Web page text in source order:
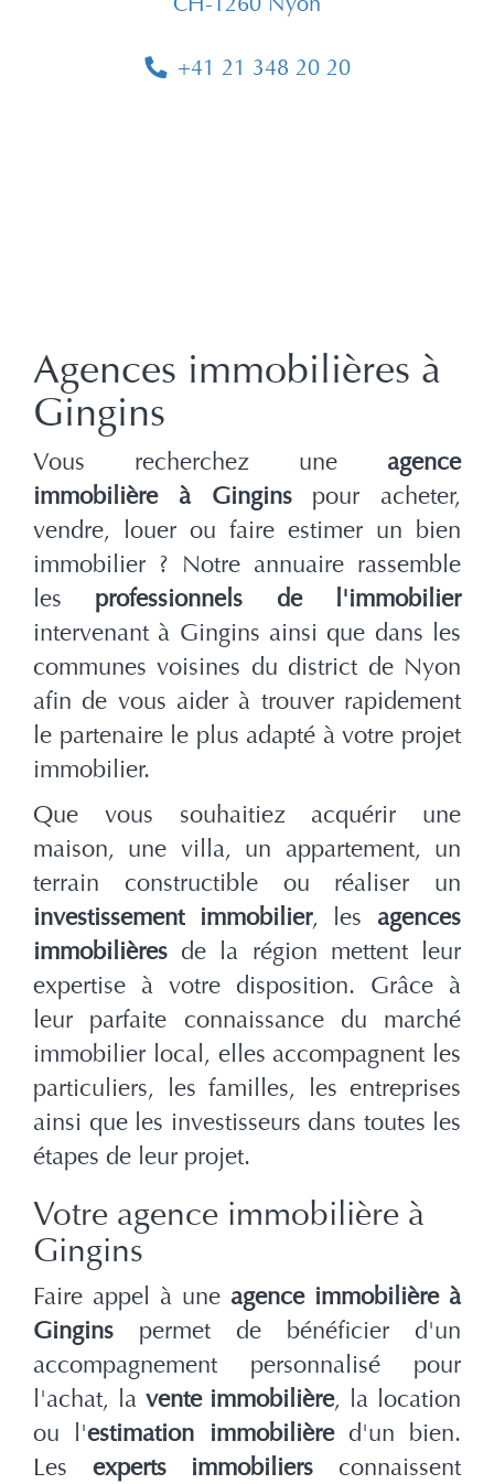
+41 21 348 20 20
Agences immobilières à
Gingins
Vous recherchez une agence
immobilière à Ginginspour acheter,
vendre, louer ou faire estimer un bien
immobilier ? Notre annuaire rassemble
les professionnels de l'immobilier
intervenant à Gingins ainsi que dans les
communes voisines du district de Nyon
afin de vous aider à trouver rapidement
le partenaire le plus adapté à votre projet
immobilier.
Que vous souhaitiez acquérir une
maison, une villa, un appartement, un
terrain constructible ou réaliser un
investissement immobilier, les agences
immobilières de la région mettent leur
expertise à votre disposition. Grâce à
leur parfaite connaissance du marché
immobilier local, elles accompagnent les
particuliers, les familles, les entreprises
ainsi que les investisseurs dans toutes les
étapes de leur projet.
Votre agence immobilière à
Gingins
Faire appel à une agence immobilière à
Gingins permet de bénéficier d'un
accompagnement personnalisé pour
l'achat, la vente immobilière, la location
ou l'estimation immobilièred'un bien.
Les experts immobiliers connaissent